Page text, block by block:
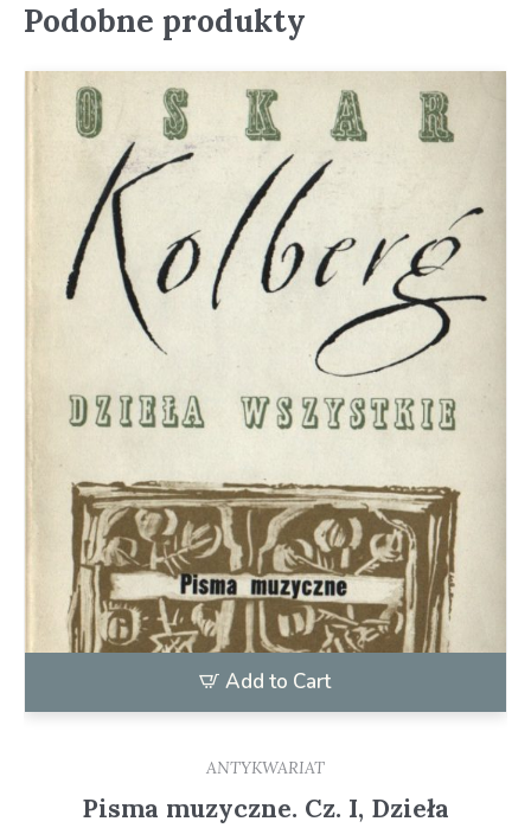
Podobne produkty
Add to Cart
ANTYKWARIAT
Pisma muzyczne. Cz. I, Dzieła